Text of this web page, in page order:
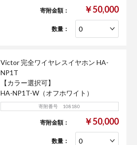
寄附金額： ￥50,000
数量：
Victor 完全ワイヤレスイヤホン HA-
NP1T
【カラー選択可】
HA-NP1T-W（オフホワイト）
寄附番号 108180
寄附金額： ￥50,000
数量：